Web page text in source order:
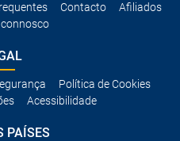
Contacto
Afiliados
Política de Cookies
Acessibilidade
PAÍSES